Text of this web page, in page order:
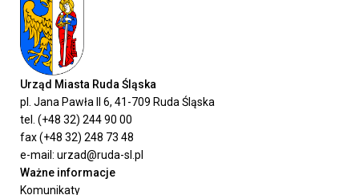
Urząd Miasta Ruda Śląska
pl. Jana Pawła II 6, 41-709 Ruda Śląska
tel. (+48 32) 244 90 00
fax (+48 32) 248 73 48
e-mail: urzad@ruda-sl.pl
Ważne informacje
Komunikaty